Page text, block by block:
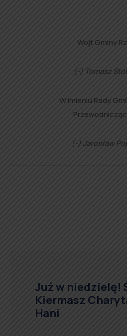
Wójt Gminy
(-) Tomasz
W imieniu Rady
(-) Jarosław
Już w niedzielę!
Kiermasz
Hani